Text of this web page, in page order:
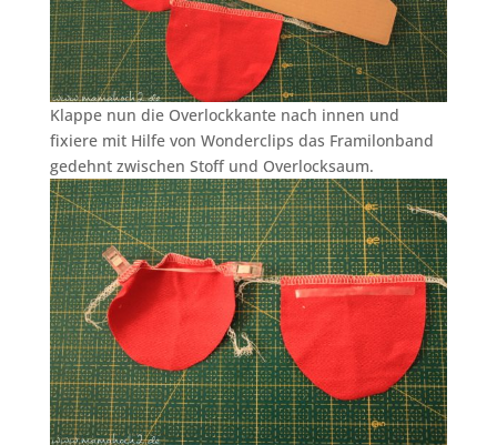
Klappe nun die Overlockkante nach innen und
fixiere mit Hilfe von Wonderclips das Framilonband
gedehnt zwischen Stoff und Overlocksaum.